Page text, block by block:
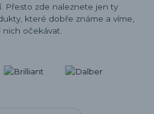
Přesto zde naleznete jen ty
které dobře známe a víme,
nich očekávat.